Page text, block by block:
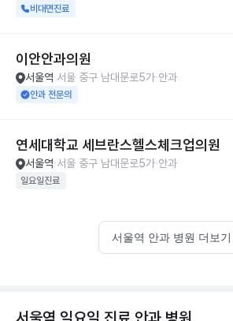
비대면진료
이안안과의원
서울역 서울 중구 남대문로5가 안과
안과 전문의
연세대학교 세브란스헬스체크업의원
서울역 서울 중구 남대문로5가 안과
일요일진료
서울역 안과 병원 더보기